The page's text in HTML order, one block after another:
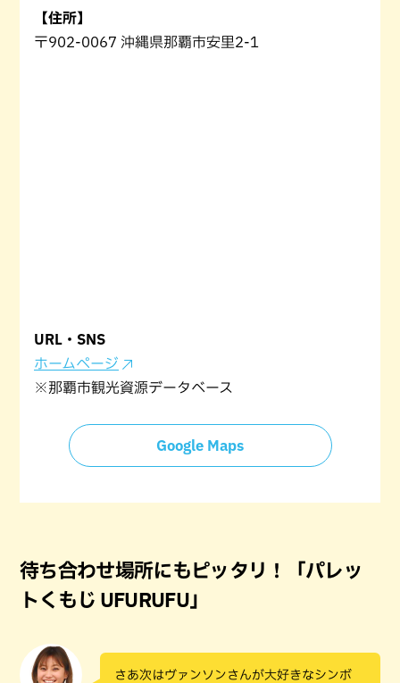
【住所】
〒902-0067 沖縄県那覇市安里2-1
URL・SNS
ホームページ
※那覇市観光資源データベース
Google Maps
待ち合わせ場所にもピッタリ！「パレッ
トくもじ UFURUFU」
さあ次はヴァンソンさんが大好きなシンボ